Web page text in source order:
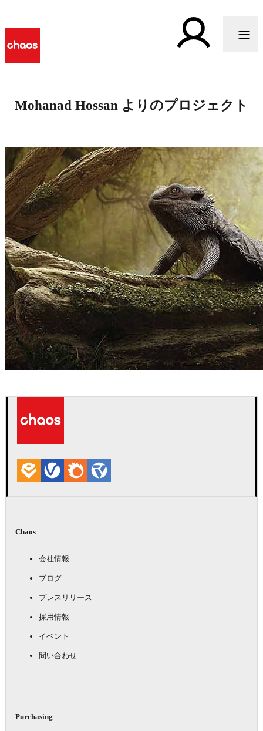
Mohanad Hossan よりのプロジェクト
Chaos
会社情報
ブログ
プレスリリース
採用情報
イベント
問い合わせ
Purchasing